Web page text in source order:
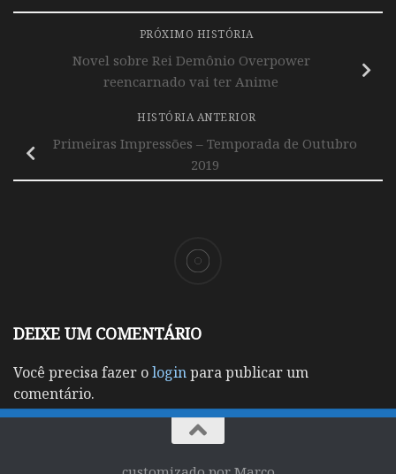
PRÓXIMO HISTÓRIA
Novel sobre Rei Demônio Overpower
reencarnado vai ter Anime
HISTÓRIA ANTERIOR
Primeiras Impressões – Temporada de Outubro
2019
DEIXE UM COMENTÁRIO
Você precisa fazer ologinpara publicar um
comentário.